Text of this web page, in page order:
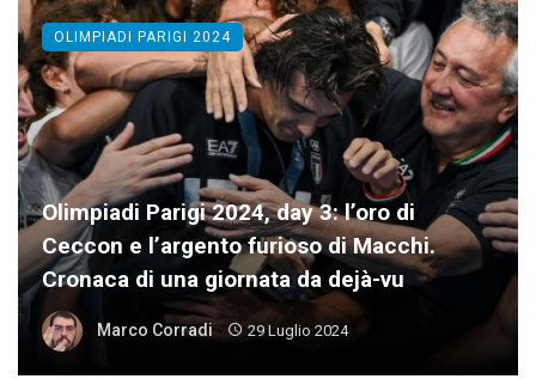
Olimpiadi Parigi 2024, day 3: l’oro di
Ceccon e l’argento furioso di Macchi.
Cronaca di una giornata da dejà-vu
Marco Corradi 29 Luglio 2024
OLIMPIADI PARIGI 2024